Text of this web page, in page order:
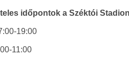
időpontok a Széktói
19:00
11:00